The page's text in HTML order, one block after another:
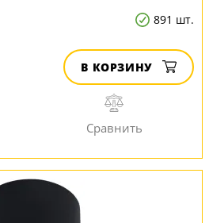
891 шт.
В КОРЗИНУ